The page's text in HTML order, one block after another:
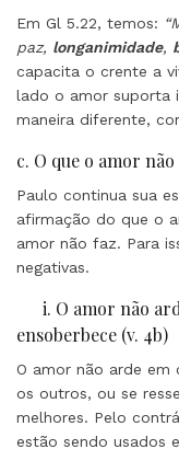
Em Gl 5.22, temos:
paz, longanimidade,
capacita o crente a
lado o amor suporta
maneira diferente,
c. O que o amor
Paulo continua sua
afirmação do que o
amor não faz. Para
negativas.
i. O amor não
ensoberbece (v. 4b)
O amor não arde em
os outros, ou se
melhores. Pelo
estão sendo usados